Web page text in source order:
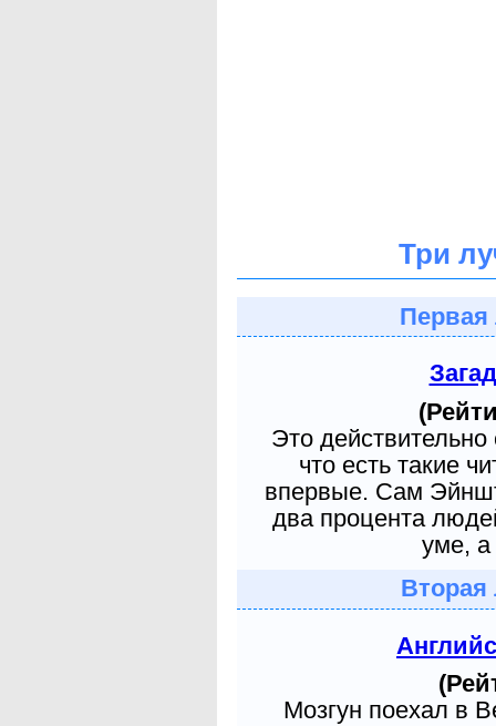
Три
Первая
Это
что есть такие
впервые. Сам
два процента
уме, а
Вторая
Мозгун поехал в